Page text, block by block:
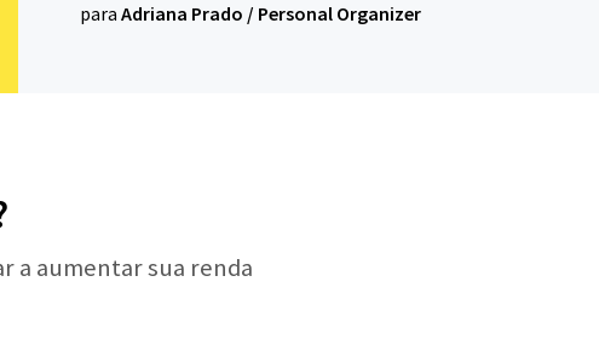
para Adriana Prado / Personal Organizer
a aumentar sua renda